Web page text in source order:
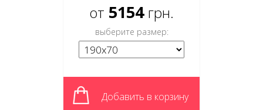
от 5154 грн.
выберите размер:
Добавить в корзину